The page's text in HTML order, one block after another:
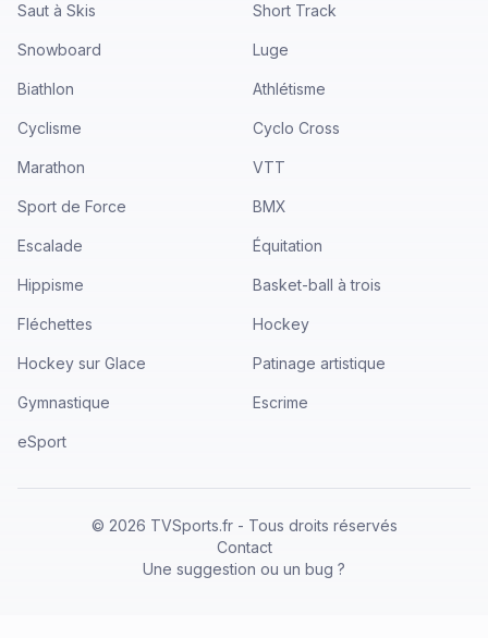
Saut à Skis Short Track
Snowboard Luge
Biathlon Athlétisme
Cyclisme Cyclo Cross
Marathon VTT
Sport de Force BMX
Escalade Équitation
Hippisme Basket-ball à trois
Fléchettes Hockey
Hockey sur Glace Patinage artistique
Gymnastique Escrime
eSport
© 2026 TVSports.fr - Tous droits réservés
Contact
Une suggestion ou un bug ?